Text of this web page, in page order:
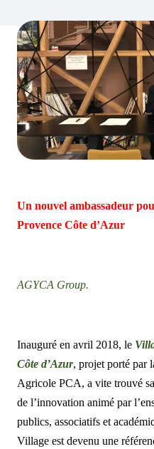
Un nouvel ambassadeur
Provence Côte d’Azur
AGYCA Group.
Inauguré en avril 2018, le
Côte d’Azur, projet porté par
Agricole PCA, a vite trouvé
de l’innovation animé par
publics, associatifs et
Village est devenu une